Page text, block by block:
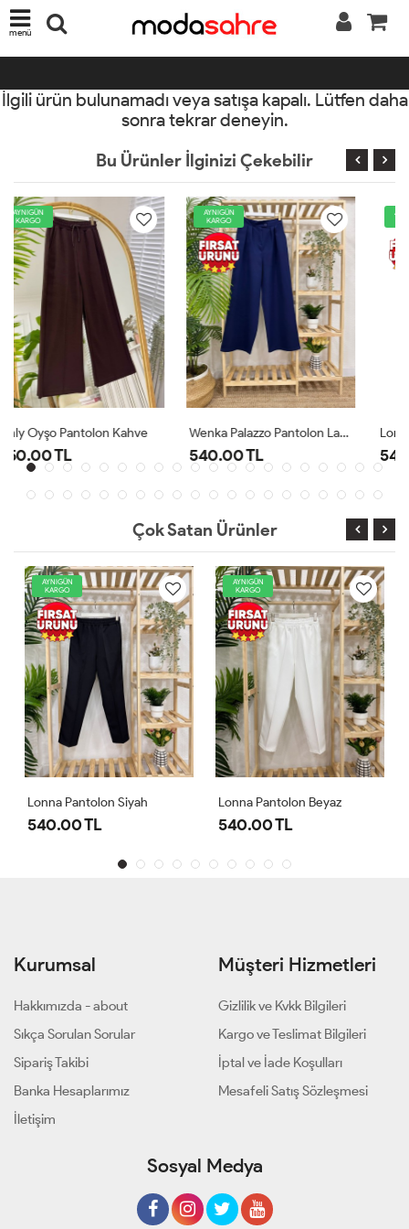
menü
İlgili ürün bulunamadı veya satışa kapalı. Lütfen daha
sonra tekrar deneyin.
Bu Ürünler İlginizi Çekebilir
AYNIGÜN
KARGO
540.00 TL
AYNIGÜN
KARGO
Lonna Pantolon Beyaz
540.00 TL
Çok Satan Ürünler
AYNIGÜN
KARGO
Lonna Pantolon Beyaz
540.00 TL
AYNIGÜN
KARGO
Lonna Pantolon Lacivert
540.00 TL
Kurumsal
Hakkımızda - about
Sıkça Sorulan Sorular
Sipariş Takibi
Banka Hesaplarımız
İletişim
Müşteri Hizmetleri
Gizlilik ve Kvkk Bilgileri
Kargo ve Teslimat Bilgileri
İptal ve İade Koşulları
Mesafeli Satış Sözleşmesi
Sosyal Medya